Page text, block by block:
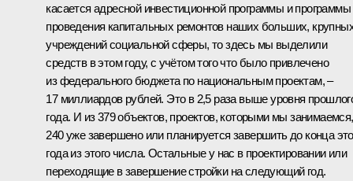
касается адресной инвестиционной программы и программы
проведения капитальных ремонтов наших больших,
учреждений социальной сферы, то здесь мы выделили
средств в этом году, с учётом того что было привлечено
из федерального бюджета по национальным проектам, –
17 миллиардов рублей. Это в 2,5 раза выше уровня
года. И из 379 объектов, проектов, которыми мы занимаемся,
240 уже завершено или планируется завершить до конца
года из этого числа. Остальные у нас в проектировании или
переходящие в завершение стройки на следующий год.